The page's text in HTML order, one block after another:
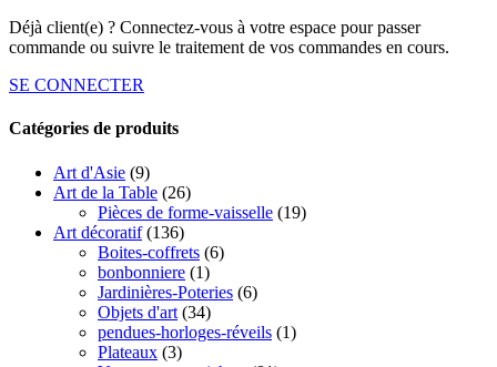
Déjà client(e) ? Connectez-vous à votre espace pour passer
commande ou suivre le traitement de vos commandes en cours.
SE CONNECTER
Catégories de produits
Art d'Asie (9)
Art de la Table (26)
Pièces de forme-vaisselle (19)
Art décoratif (136)
Boites-coffrets (6)
bonbonniere (1)
Jardinières-Poteries (6)
Objets d'art (34)
pendues-horloges-réveils (1)
Plateaux (3)